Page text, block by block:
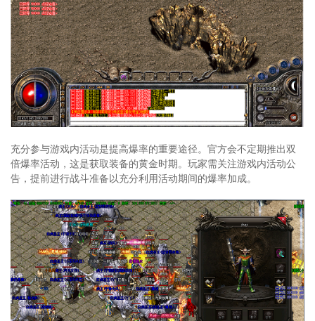
充分参与游戏内活动是提高爆率的重要途径。官方会不定期推出双
倍爆率活动，这是获取装备的黄金时期。玩家需关注游戏内活动公
告，提前进行战斗准备以充分利用活动期间的爆率加成。